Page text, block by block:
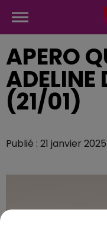
APERO
ADELINE
(21/01)
Publié : 21 janvier